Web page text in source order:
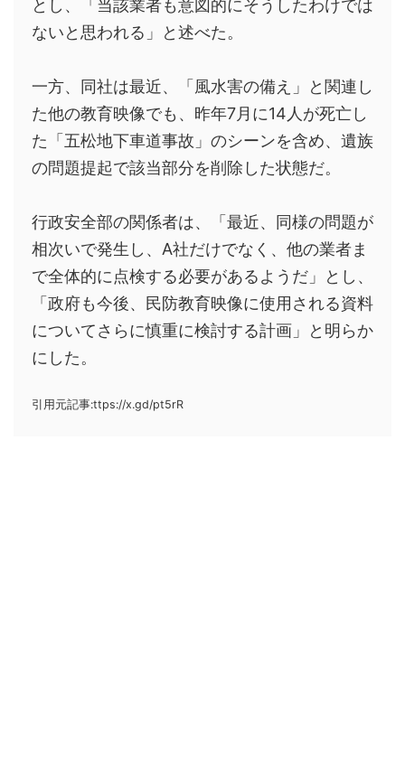
とし、「当該業者も意図的にそうしたわけでは
ないと思われる」と述べた。
一方、同社は最近、「風水害の備え」と関連し
た他の教育映像でも、昨年7月に14人が死亡し
た「五松地下車道事故」のシーンを含め、遺族
の問題提起で該当部分を削除した状態だ。
行政安全部の関係者は、「最近、同様の問題が
相次いで発生し、A社だけでなく、他の業者ま
で全体的に点検する必要があるようだ」とし、
「政府も今後、民防教育映像に使用される資料
についてさらに慎重に検討する計画」と明らか
にした。
引用元記事:ttps://x.gd/pt5rR